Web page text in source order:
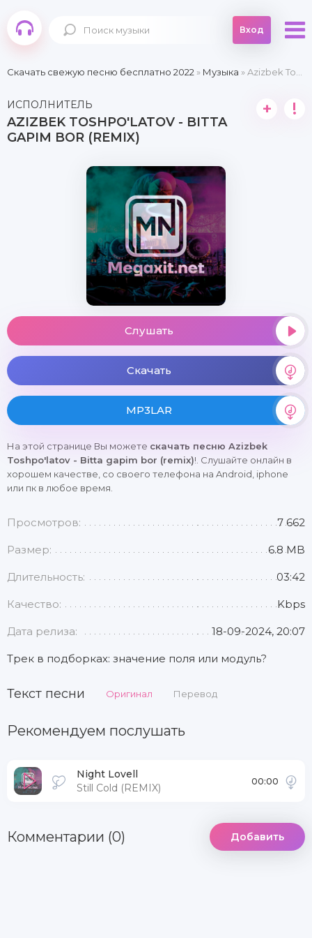
Вход
Скачать свежую песню бесплатно 2022 » Музыка » Azizbek Toshpo'latov - Bitta gapim bor (remix)
ИСПОЛНИТЕЛЬ
AZIZBEK TOSHPO'LATOV - BITTA
GAPIM BOR (REMIX)
+ !
Слушать
Скачать
MP3LAR
На этой странице Вы можете скачать песню Azizbek
Toshpo'latov - Bitta gapim bor (remix)!. Слушайте онлайн в
хорошем качестве, со своего телефона на Android, iphone
или пк в любое время.
Просмотров: 7 662
Размер: 6.8 MB
Длительность: 03:42
Качество: Kbps
Дата релиза: 18-09-2024, 20:07
Трек в подборках: значение поля или модуль?
Текст песни Оригинал Перевод
Рекомендуем послушать
Night Lovell
Still Cold (REMIX)
00:00
Комментарии (0) Добавить